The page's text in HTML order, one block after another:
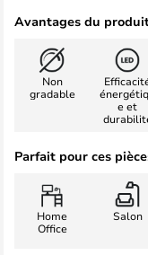
Avantages du
Non
gradable
e et
Parfait pour ces
Home
Office
Salon